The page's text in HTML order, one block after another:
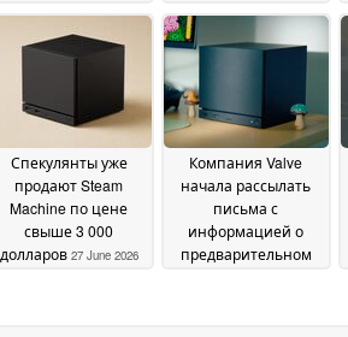
Спекулянты уже
продают Steam
Machine по цене
свыше 3 000
долларов 27 June 2026
Компания Valve
начала рассылать
письма с
информацией о
предварительном